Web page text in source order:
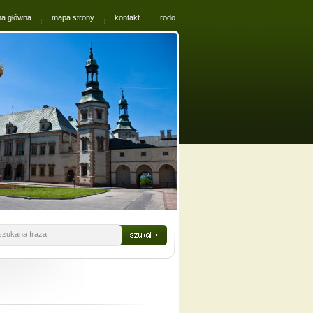
główna mapa strony kontakt rodo
fraza...